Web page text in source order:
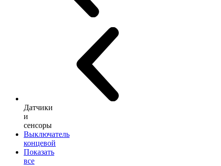
Датчики
и
сенсоры
Выключатель
концевой
Показать
все